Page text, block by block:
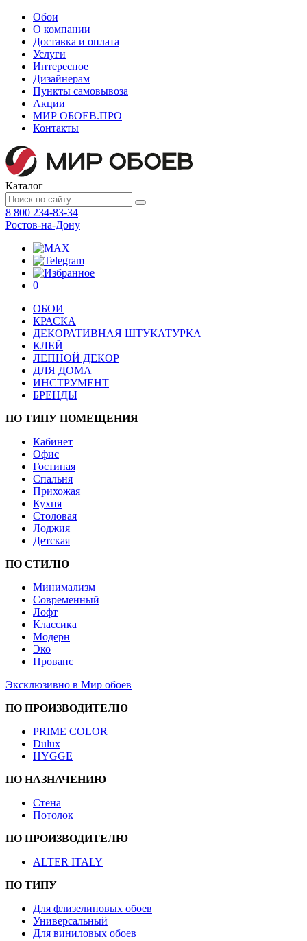
Обои
О компании
Доставка и оплата
Услуги
Интересное
Дизайнерам
Пункты самовывоза
Акции
МИР ОБОЕВ.ПРО
Контакты
Каталог
8 800 234-83-34
Ростов-на-Дону
0
ОБОИ
КРАСКА
ДЕКОРАТИВНАЯ ШТУКАТУРКА
КЛЕЙ
ЛЕПНОЙ ДЕКОР
ДЛЯ ДОМА
ИНСТРУМЕНТ
БРЕНДЫ
ПО ТИПУ ПОМЕЩЕНИЯ
Кабинет
Офис
Гостиная
Спальня
Прихожая
Кухня
Столовая
Лоджия
Детская
ПО СТИЛЮ
Минимализм
Современный
Лофт
Классика
Модерн
Эко
Прованс
Эксклюзивно в Мир обоев
ПО ПРОИЗВОДИТЕЛЮ
PRIME COLOR
Dulux
HYGGE
ПО НАЗНАЧЕНИЮ
Стена
Потолок
ПО ПРОИЗВОДИТЕЛЮ
ALTER ITALY
ПО ТИПУ
Для флизелиновых обоев
Универсальный
Для виниловых обоев